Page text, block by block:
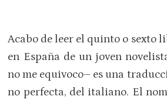
Acabo de leer el quinto o sexto
en España de un joven
no me equivoco– es una
no perfecta, del italiano. El